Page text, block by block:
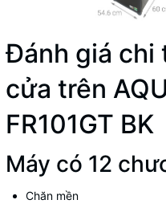
Đánh giá chi
cửa trên
FR101GT BK
Máy có 12
Chăn mền